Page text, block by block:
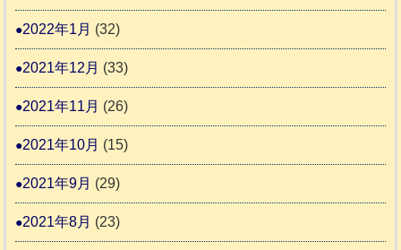
2022年1月 (32)
2021年12月 (33)
2021年11月 (26)
2021年10月 (15)
2021年9月 (29)
2021年8月 (23)